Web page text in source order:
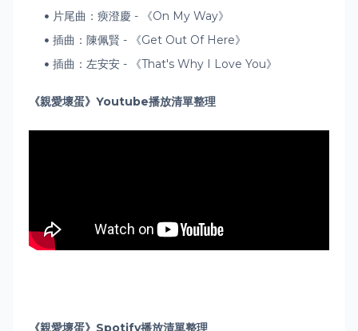
片尾曲：瘐澄慶 - 《On My Way》
插曲：陳佩賢 - 《Get Out Of Here》
插曲：左安安 - 《That's Why I Love You》
《親愛壞蛋》Youtube播放清單整理
《親愛壞蛋》Spotify播放清單整理